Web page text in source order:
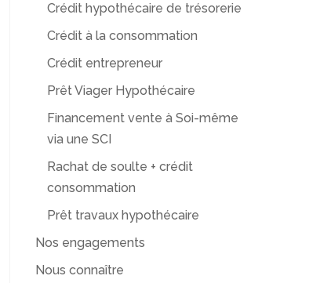
Crédit hypothécaire de trésorerie
Crédit à la consommation
Crédit entrepreneur
Prêt Viager Hypothécaire
Financement vente à Soi-même
via une SCI
Rachat de soulte + crédit
consommation
Prêt travaux hypothécaire
Nos engagements
Nous connaître